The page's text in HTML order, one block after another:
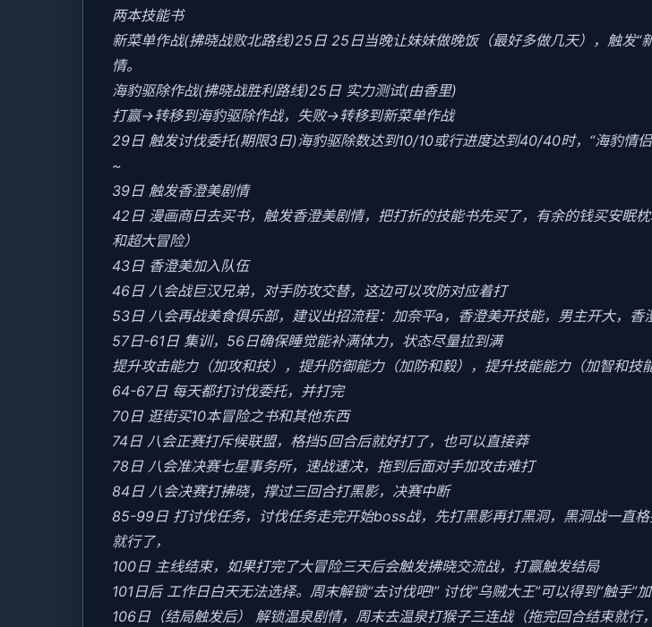
两本技能书
新菜单作战(拂晓战败北路线)25日 25日当晚让妹妹做晚饭（最好多做几天），触发
情。
海豹驱除作战(拂晓战胜利路线)25日 实力测试(由香里)
打赢→转移到海豹驱除作战，失败→转移到新菜单作战
29日 触发讨伐委托(期限3日)海豹驱除数达到10/10或行进度达到40/40时，“海豹
~
39日 触发香澄美剧情
42日 漫画商日去买书，触发香澄美剧情，把打折的技能书先买了，有余的钱买安眠
和超大冒险）
43日 香澄美加入队伍
46日 八会战巨汉兄弟，对手防攻交替，这边可以攻防对应着打
53日 八会再战美食俱乐部，建议出招流程：加奈平a，香澄美开技能，男主开大，
57日-61日 集训，56日确保睡觉能补满体力，状态尽量拉到满
提升攻击能力（加攻和技），提升防御能力（加防和毅），提升技能能力（加智和技
64-67日 每天都打讨伐委托，并打完
70日 逛街买10本冒险之书和其他东西
74日 八会正赛打斥候联盟，格挡5回合后就好打了，也可以直接莽
78日 八会准决赛七星事务所，速战速决，拖到后面对手加攻击难打
84日 八会决赛打拂晓，撑过三回合打黑影，决赛中断
85-99日 打讨伐任务，讨伐任务走完开始boss战，先打黑影再打黑洞，黑洞战一直
就行了，
100日 主线结束，如果打完了大冒险三天后会触发拂晓交流战，打赢触发结局
101日后 工作日白天无法选择。周末解锁“去讨伐吧!” 讨伐“乌贼大王”可以得到“触手
106日（结局触发后） 解锁温泉剧情，周末去温泉打猴子三连战（拖完回合结束就